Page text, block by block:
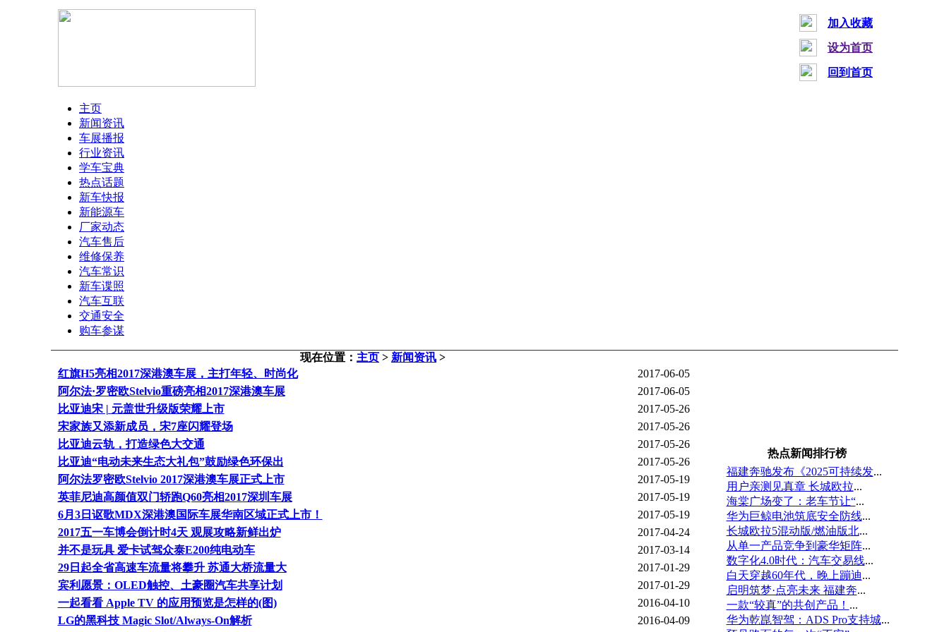
加入收藏
设为首页
回到首页
主页
新闻资讯
车展播报
行业资讯
学车宝典
热点话题
新车快报
新能源车
厂家动态
汽车售后
维修保养
汽车常识
新车谍照
汽车互联
交通安全
购车参谋
现在位置： 主页 > 新闻资讯 >
红旗H5亮相2017深港澳车展，主打年轻、时尚化
2017-06-05
阿尔法·罗密欧Stelvio重磅亮相2017深港澳车展
2017-06-05
比亚迪宋 | 元盖世升级版荣耀上市
2017-05-26
宋家族又添新成员，宋7座闪耀登场
2017-05-26
比亚迪云轨，打造绿色大交通
2017-05-26
比亚迪“电动未来生态大礼包”鼓励绿色环保出
2017-05-26
阿尔法罗密欧Stelvio 2017深港澳车展正式上市
2017-05-19
英菲尼迪高颜值双门轿跑Q60亮相2017深圳车展
2017-05-19
6月3日讴歌MDX深港澳国际车展华南区域正式上市！
2017-05-19
2017五一车博会倒计时4天 观展攻略新鲜出炉
2017-04-24
并不是玩具 爱卡试驾众泰E200纯电动车
2017-03-14
29日起全省高速车流量将攀升 苏通大桥流量大
2017-01-29
宾利愿景：OLED触控、土豪圈汽车共享计划
2017-01-29
一起看看 Apple TV 的应用预览是怎样的(图)
2016-04-10
LG的黑科技 Magic Slot/Always-On解析
2016-04-09
热点新闻排行榜
福建奔驰发布《2025可持续发...
用户亲测见真章 长城欧拉...
海棠广场变了：老车节让“...
华为巨鲸电池筑底安全防线...
长城欧拉5混动版/燃油版北...
从单一产品竞争到豪华矩阵...
数字化4.0时代：汽车交易线...
白天穿越60年代，晚上蹦迪...
启明筑梦·点亮未来 福建奔...
一款“较真”的共创产品！ ...
华为乾崑智驾：ADS Pro支持城...